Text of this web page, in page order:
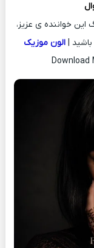
این خواننده ی عزیز،
| الون موزیک
Download